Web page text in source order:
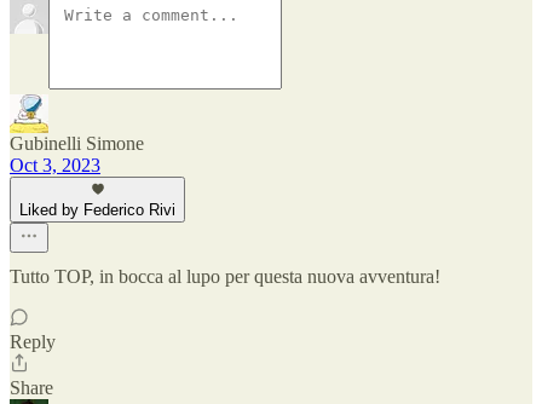
Gubinelli Simone
Oct 3, 2023
Liked by Federico Rivi
Tutto TOP, in bocca al lupo per questa nuova avventura!
Reply
Share